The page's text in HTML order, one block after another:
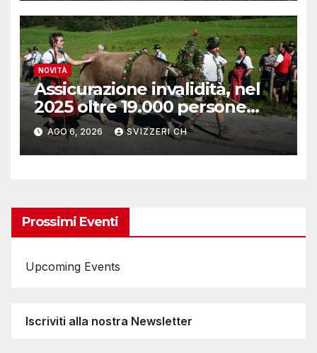
NOVITÀ
Assicurazione invalidità, nel
2025 oltre 19.000 persone
reinserite nel mercato del
lavoro
AGO 6, 2026 SVIZZERI CH
Prossimi Eventi
Upcoming Events
Iscriviti alla nostra Newsletter